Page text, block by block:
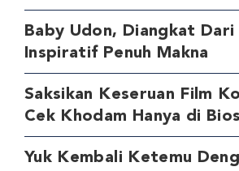
Baby Udon, Diangkat Dari
Inspiratif Penuh Makna
Saksikan Keseruan Film
Cek Khodam Hanya di
Yuk Kembali Ketemu